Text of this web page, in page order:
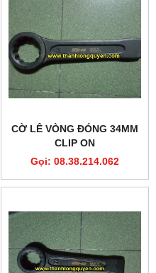
CỜ LÊ VÒNG ĐÓNG 34MM
CLIP ON
Gọi: 08.38.214.062